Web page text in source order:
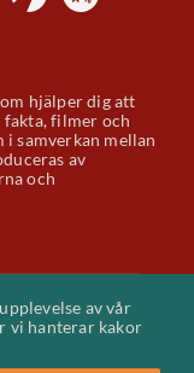
hjälper dig att
fakta, filmer och
samverkan mellan
av
och
av vår
vi hanterar kakor